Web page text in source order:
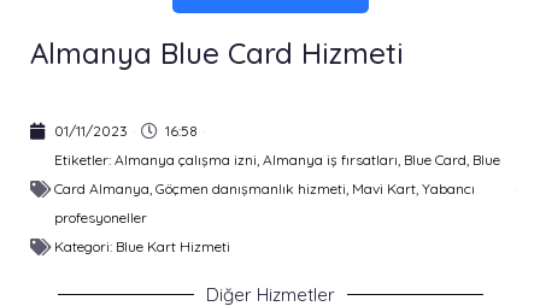
Almanya Blue Card Hizmeti
01/11/2023
16:58
Etiketler: Almanya çalışma izni, Almanya iş fırsatları, Blue Card, Blue
Card Almanya, Göçmen danışmanlık hizmeti, Mavi Kart, Yabancı
profesyoneller
Kategori: Blue Kart Hizmeti
Diğer Hizmetler